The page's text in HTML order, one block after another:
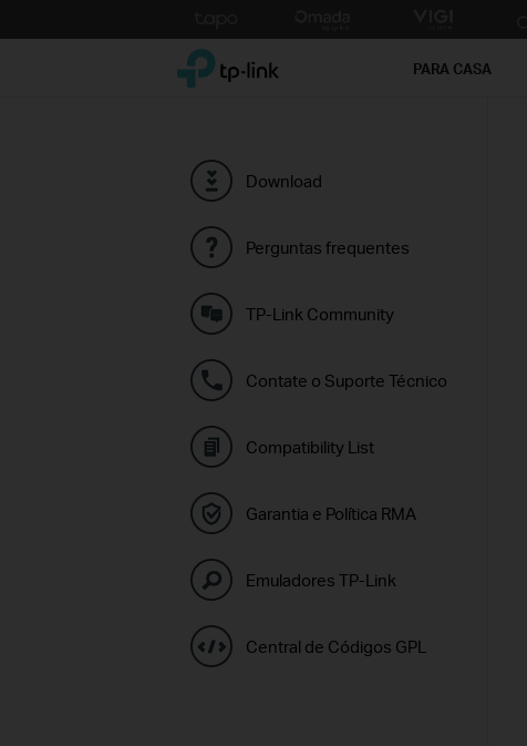
to
TP-Link, Reliably Smart PARA CASA
Download
Perguntas frequentes
TP-Link Community
Contate o Suporte Técnico
Compatibility List
Garantia e Política RMA
Emuladores TP-Link
Central de Códigos GPL